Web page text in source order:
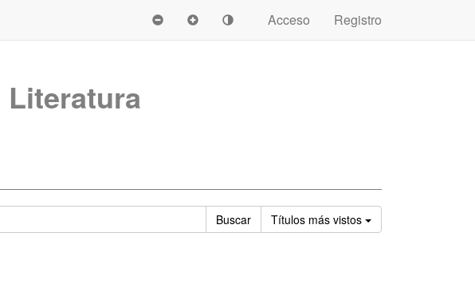
Acceso
Registro
Literatura
Buscar Títulos más vistos Ordenar